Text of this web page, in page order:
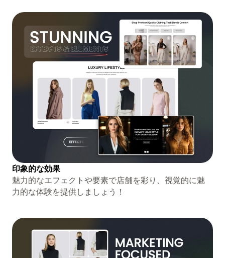
印象的な効果
魅力的なエフェクトや要素で店舗を彩り、視覚的に魅
力的な体験を提供しましょう！